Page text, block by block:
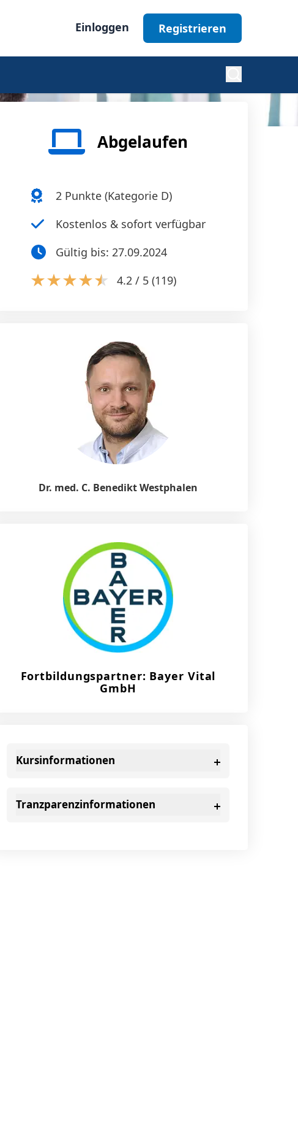
Einloggen Registrieren
Alle Fachgebiete
Abgelaufen
2Punkte (Kategorie D)
Kostenlos & sofort verfügbar
Gültig bis: 27.09.2024
4.2 / 5 (119)
Dr. med. C. Benedikt Westphalen
Fortbildungspartner: Bayer Vital
GmbH
Kursinformationen
Tranzparenzinformationen